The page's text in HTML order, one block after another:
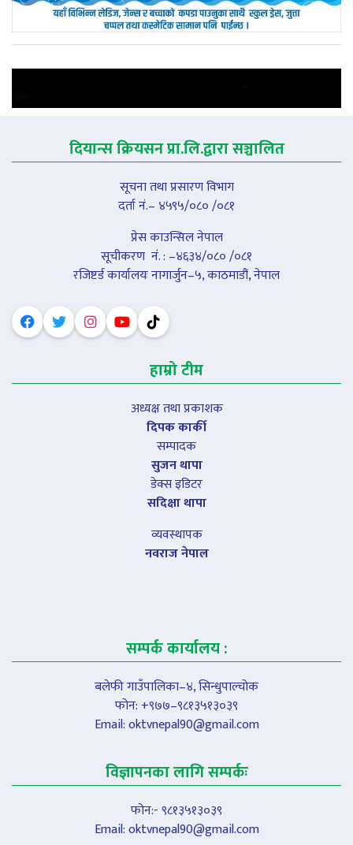
दियान्स क्रियसन प्रा.लि.द्वारा सञ्चालित
सूचना तथा प्रसारण विभाग
दर्ता नं.– ४५९५/०८० /०८१
प्रेस काउन्सिल नेपाल
सूचीकरण नंं. : –४६३४/०८० /०८१
रजिष्टर्ड कार्यालयः नागार्जुन–५, काठमाडौं, नेपाल
हाम्रो टीम
अध्यक्ष तथा प्रकाशक
दिपक कार्की
सम्पादक
सुजन थापा
डेक्स इडिटर
सदिक्षा थापा
व्यवस्थापक
नवराज नेपाल
सम्पर्क कार्यालय :
बलेफी गाउँपालिका–४, सिन्धुपाल्चोक
फोन: +९७७–९८१३५१३०३९
Email:oktvnepal90@gmail.com
विज्ञापनका लागि सम्पर्कः
फोन:- ९८१३५१३०३९
Email:oktvnepal90@gmail.com